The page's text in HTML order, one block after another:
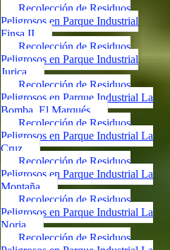
Recolección de Residuos
Peligrosos en Parque Industrial
Finsa II
Recolección de Residuos
Peligrosos en Parque Industrial
Jurica
Recolección de Residuos
Peligrosos en Parque Industrial La
Bomba, El Marqués
Recolección de Residuos
Peligrosos en Parque Industrial La
Cruz
Recolección de Residuos
Peligrosos en Parque Industrial La
Montaña
Recolección de Residuos
Peligrosos en Parque Industrial La
Noria
Recolección de Residuos